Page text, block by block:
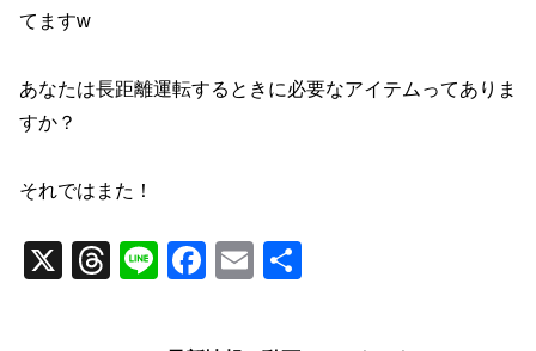
てますw
あなたは長距離運転するときに必要なアイテムってありま
すか？
それではまた！
X
T
Li
e
F
c
E
ail